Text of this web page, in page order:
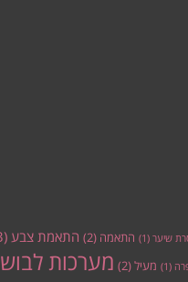
שיער (1) התאמה (2) התאמת צבע (3)
(1) מעיל(2) מערכות לבוש